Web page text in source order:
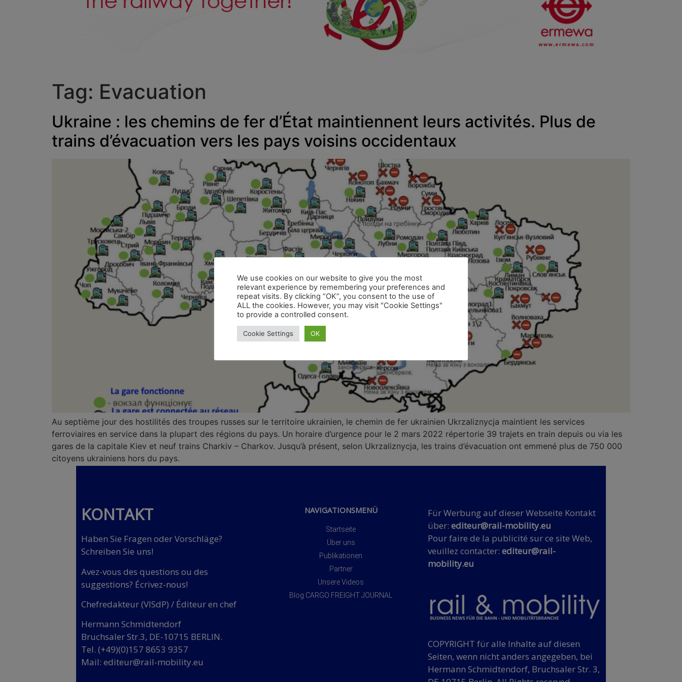
Tag: Evacuation
Ukraine : les chemins de fer d’État maintiennent leurs activités. Plus de
trains d’évacuation vers les pays voisins occidentaux
Au septième jour des hostilités des troupes russes sur le territoire ukrainien, le chemin de fer ukrainien Ukrzaliznycja maintient les services
ferroviaires en service dans la plupart des régions du pays. Un horaire d’urgence pour le 2 mars 2022 répertorie 39 trajets en train depuis ou via les
gares de la capitale Kiev et neuf trains Charkiv – Charkov. Jusqu’à présent, selon Ukrzaliznycja, les trains d’évacuation ont emmené plus de 750 000
citoyens ukrainiens hors du pays.
KONTAKT
Haben Sie Fragen oder Vorschläge?
Schreiben Sie uns!
Avez-vous des questions ou des
suggestions? Écrivez-nous!
Chefredakteur (VISdP) / Éditeur en chef
Hermann Schmidtendorf
Bruchsaler Str.3, DE-10715 BERLIN.
Tel. (+49)(0)157 8653 9357
Mail: editeur@rail-mobility.eu
NAVIGATIONSMENÜ
Startseite
Über uns
Publikationen
Partner
Unsere Videos
Blog CARGO FREIGHT JOURNAL
Für Werbung auf dieser Webseite Kontakt
über: editeur@rail-mobility.eu
Pour faire de la publicité sur ce site Web,
veuillez contacter: editeur@rail-
mobility.eu
COPYRIGHT für alle Inhalte auf diesen
Seiten, wenn nicht anders angegeben, bei
Hermann Schmidtendorf, Bruchsaler Str. 3,
We use cookies on our website to give you the most
relevant experience by remembering your preferences and
repeat visits. By clicking “OK”, you consent to the use of
ALL the cookies. However, you may visit "Cookie Settings"
to provide a controlled consent.
Cookie Settings OK